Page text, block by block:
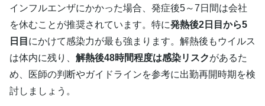
インフルエンザにかかった場合、発症後5～7日間は会社
を休むことが推奨されています。特に発熱後2日目から5
日目 にかけて感染力が最も強まります。解熱後もウイルス
は体内に残り、 解熱後48時間程度は感染リスクがあるた
め、医師の判断やガイドラインを参考に出勤再開時期を検
討しましょう。